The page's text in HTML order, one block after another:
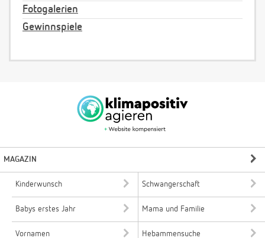
Fotogalerien
Gewinnspiele
MAGAZIN
Kinderwunsch Schwangerschaft
Babys erstes Jahr Mama und Familie
Vornamen Hebammensuche